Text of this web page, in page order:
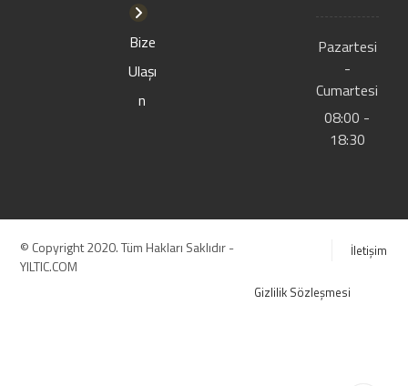
Bize
Ulaşı
n
Pazartesi
-
Cumartesi
08:00 -
18:30
© Copyright 2020. Tüm Hakları Saklıdır -
YILTIC.COM
İletişim
Gizlilik Sözleşmesi